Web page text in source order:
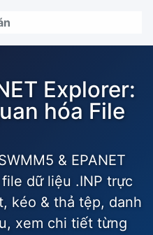
Explorer:
hóa File
& EPANET
dữ liệu .INP trực
kéo & thả tệp, danh
xem chi tiết từng